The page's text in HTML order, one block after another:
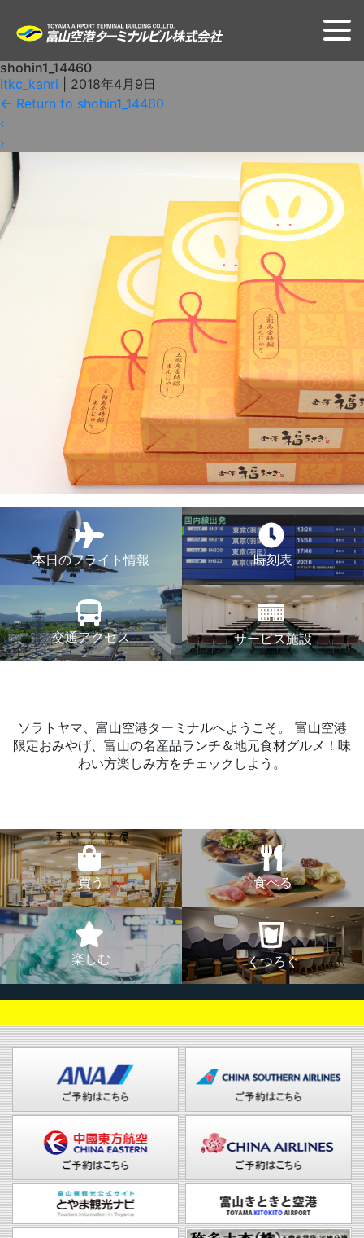
shohin1_14460
itkc_kanri
2018年4月9日
← Return to shohin1_14460
‹
›
本日のフライト情報 時刻表
交通アクセス サービス施設
ソラトヤマ、富山空港ターミナルへようこそ。
富山空港
限定おみやげ、富山の名産品ランチ＆地元食材グルメ！味
わい方楽しみ方をチェックしよう。
買う 食べる
楽しむ くつろぐ